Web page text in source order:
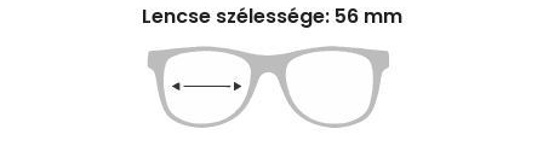
Lencse szélessége: 56 mm